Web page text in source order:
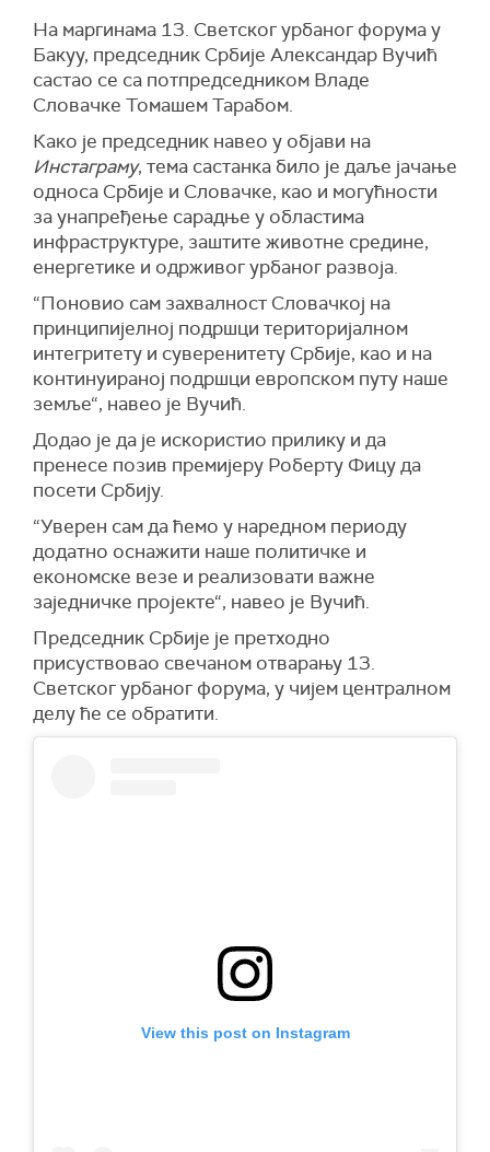
На маргинама 13. Светског урбаног форума у
Бакуу, председник Србије Александар Вучић
састао се са потпредседником Владе
Словачке Томашем Тарабом.
Како је председник навео у објави на
Инстаграму, тема састанка било је даље јачање
односа Србије и Словачке, као и могућности
за унапређење сарадње у областима
инфраструктуре, заштите животне средине,
енергетике и одрживог урбаног развоја.
“Поновио сам захвалност Словачкој на
принципијелној подршци територијалном
интегритету и суверенитету Србије, као и на
континуираној подршци европском путу наше
земље“, навео је Вучић.
Додао је да је искористио прилику и да
пренесе позив премијеру Роберту Фицу да
посети Србију.
“Уверен сам да ћемо у наредном периоду
додатно оснажити наше политичке и
економске везе и реализовати важне
заједничке пројекте“, навео је Вучић.
Председник Србије је претходно
присуствовао свечаном отварању 13.
Светског урбаног форума, у чијем централном
делу ће се обратити.
View this post on Instagram